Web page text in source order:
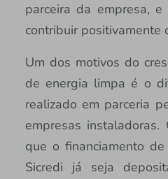
parceira da empresa,
contribuir positivamente
Um dos motivos do
de energia limpa é o
realizado em parceria
empresas
que o financiamento
Sicredi já seja